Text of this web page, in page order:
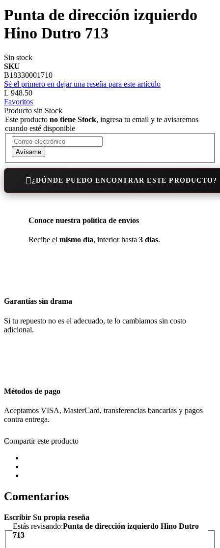
Punta de dirección izquierdo
Hino Dutro 713
Sin stock
SKU
B18330001710
Sé el primero en dejar una reseña para este artículo
L 948.50
Favoritos
Producto sin Stock
Este producto no tiene Stock, ingresa tu email y te avisaremos
cuando esté disponible
Avísame
¿DÓNDE PUEDO ENCONTRAR ESTE PRODUCTO?
Conoce nuestra política de envíos
Recibe el mismo día, interior hasta 3 días.
Garantías sin drama
Si tu repuesto no es el adecuado, te lo cambiamos sin costo
adicional.
Métodos de pago
Aceptamos VISA, MasterCard, transferencias bancarias y pagos
contra entrega.
Compartir este producto
Comentarios
Escribir Su propia reseña
Estás revisando:Punta de dirección izquierdo Hino Dutro
713